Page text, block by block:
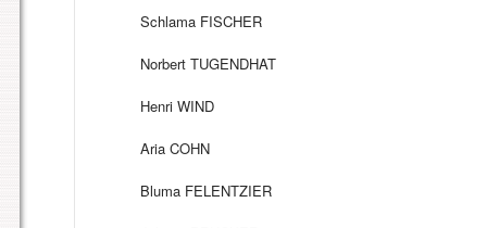
Schlama FISCHER
Norbert TUGENDHAT
Henri WIND
Aria COHN
Bluma FELENTZIER